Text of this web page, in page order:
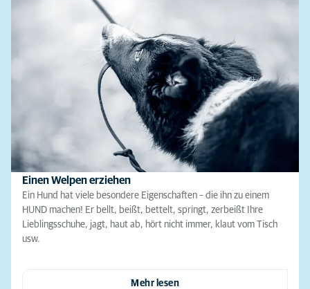
Einen Welpen erziehen
Ein Hund hat viele besondere Eigenschaften – die ihn zu einem
HUND machen! Er bellt, beißt, bettelt, springt, zerbeißt Ihre
Lieblingsschuhe, jagt, haut ab, hört nicht immer, klaut vom Tisch
usw.
Mehr lesen